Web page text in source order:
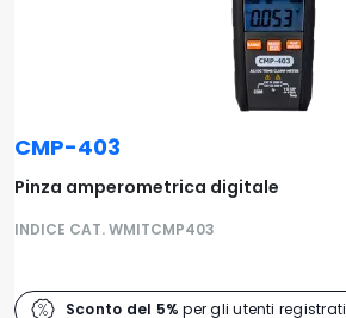
CMP-403
Pinza amperometrica digitale
INDICE CAT. WMITCMP403
Sconto del 5% per gli utenti registrati